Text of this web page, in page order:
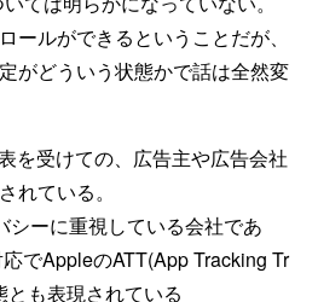
ールができるということだが、
がどういう状態かで話は全然変
を受けての、広告主や広告会社
れている。
シーに重視している会社であ
でAppleのATT(App Tracking Tr
も表現されている